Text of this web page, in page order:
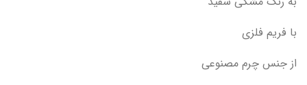
با فریم فلزی
از جنس چرم مصنوعی